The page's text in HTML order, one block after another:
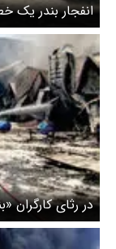
انفجار بندر یک
‌در رثای کارگران